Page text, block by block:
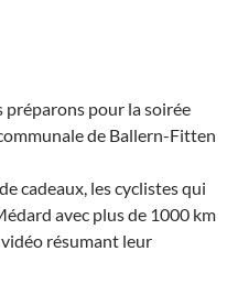
préparons pour la soirée
de Ballern-Fitten
cadeaux, les cyclistes qui
avec plus de 1000 km
résumant leur